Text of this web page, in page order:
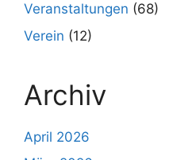
Veranstaltungen (68)
Verein (12)
Archiv
April 2026